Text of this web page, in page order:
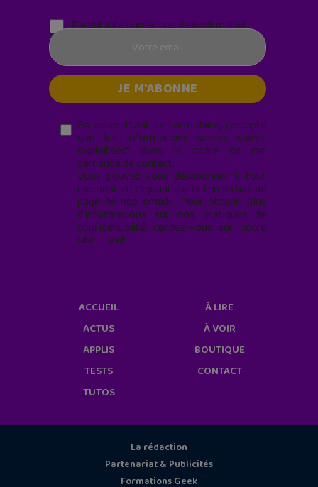
Parentalité numérique (le lundi matin)
En soumettant ce formulaire, j’accepte
que les informations saisies soient
exploitées* dans le cadre de ma
demande de contact.
Vous pouvez vous désabonner à tout
moment en cliquant sur le lien en bas de
page de nos emails. Pour obtenir plus
d'informations sur nos pratiques de
confidentialité, rendez-vous sur notre
site web
ACCUEIL
ACTUS
APPLIS
TESTS
TUTOS
À LIRE
À VOIR
BOUTIQUE
CONTACT
La rédaction
Partenariat & Publicités
Formations Geek